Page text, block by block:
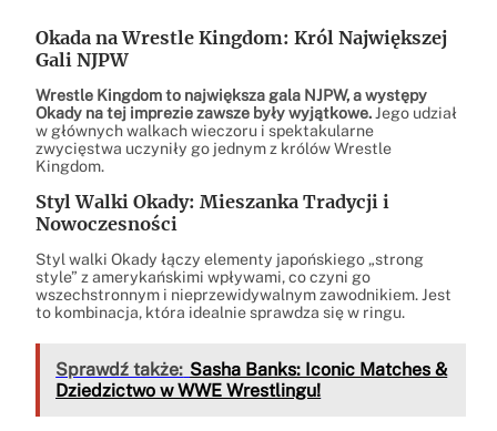
Okada na Wrestle Kingdom: Król Największej
Gali NJPW
Wrestle Kingdom to największa gala NJPW, a występy
Okady na tej imprezie zawsze były wyjątkowe. Jego udział
w głównych walkach wieczoru i spektakularne
zwycięstwa uczyniły go jednym z królów Wrestle
Kingdom.
Styl Walki Okady: Mieszanka Tradycji i
Nowoczesności
Styl walki Okady łączy elementy japońskiego „strong
style” z amerykańskimi wpływami, co czyni go
wszechstronnym i nieprzewidywalnym zawodnikiem. Jest
to kombinacja, która idealnie sprawdza się w ringu.
Sprawdź także: Sasha Banks: Iconic Matches &
Dziedzictwo w WWE Wrestlingu!